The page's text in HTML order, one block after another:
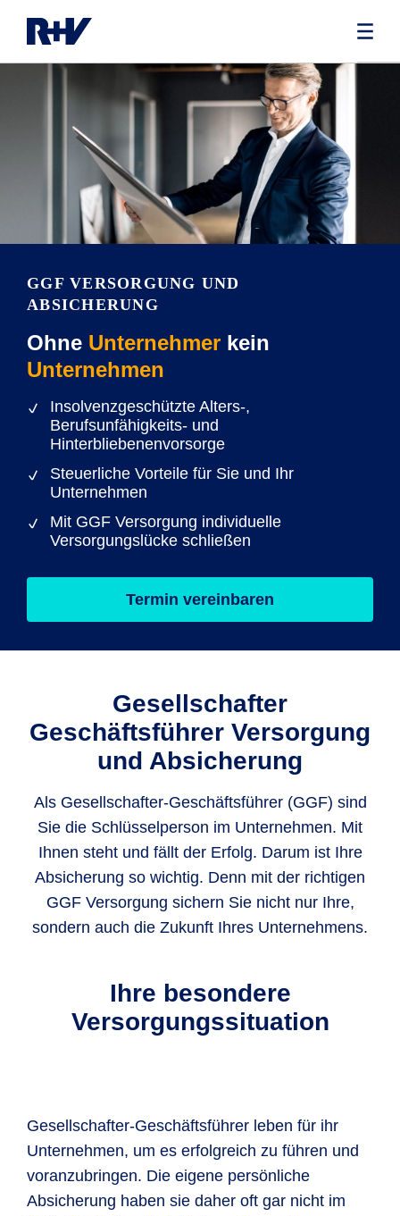
GGF VERSORGUNG UND
ABSICHERUNG
Ohne Unternehmer kein
Unternehmen
Insolvenzgeschützte Alters-,
Berufsunfähigkeits- und
Hinterbliebenenvorsorge
Steuerliche Vorteile für Sie und Ihr
Unternehmen
Mit GGF Versorgung individuelle
Versorgungslücke schließen
Termin vereinbaren
Gesellschafter
Geschäftsführer Versorgung
und Absicherung
Als Gesellschafter-Geschäftsführer (GGF) sind
Sie die Schlüsselperson im Unternehmen. Mit
Ihnen steht und fällt der Erfolg. Darum ist Ihre
Absicherung so wichtig. Denn mit der richtigen
GGF Versorgung sichern Sie nicht nur Ihre,
sondern auch die Zukunft Ihres Unternehmens.
Ihre besondere
Versorgungssituation
Gesellschafter-Geschäftsführer leben für ihr
Unternehmen, um es erfolgreich zu führen und
voranzubringen. Die eigene persönliche
Absicherung haben sie daher oft gar nicht im